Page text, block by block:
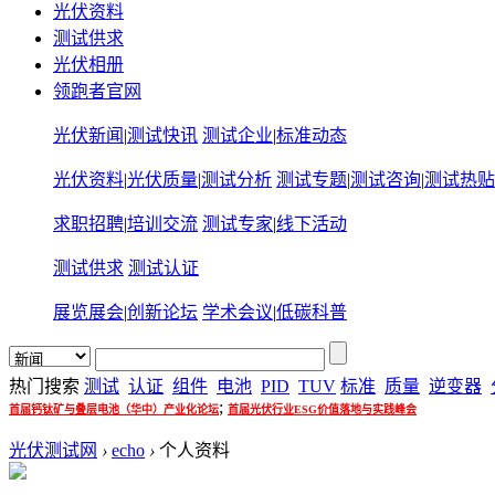
光伏资料
测试供求
光伏相册
领跑者官网
光伏新闻 |测试快讯 测试企业|标准动态
光伏资料|光伏质量|测试分析 测试专题|测试咨询|测试热贴
求职招聘|培训交流 测试专家|线下活动
测试供求 测试认证
展览展会|创新论坛 学术会议|低碳科普
热门搜索 测试 认证 组件 电池 PID TUV 标准 质量 逆变器
首届钙钛矿与叠层电池（华中）产业化论坛; 首届光伏行业ESG价值落地与实践峰会
光伏测试网 › echo › 个人资料